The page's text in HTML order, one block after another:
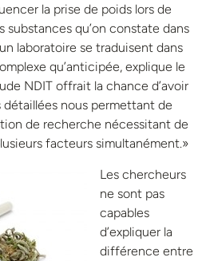
la prise de poids lors de
substances qu’on constate dans
laboratoire se traduisent dans
qu’anticipée, explique le
NDIT offrait la chance d’avoir
nous permettant de
de recherche nécessitant de
facteurs simultanément.»
Les chercheurs
ne sont pas
capables
d’expliquer la
différence entre